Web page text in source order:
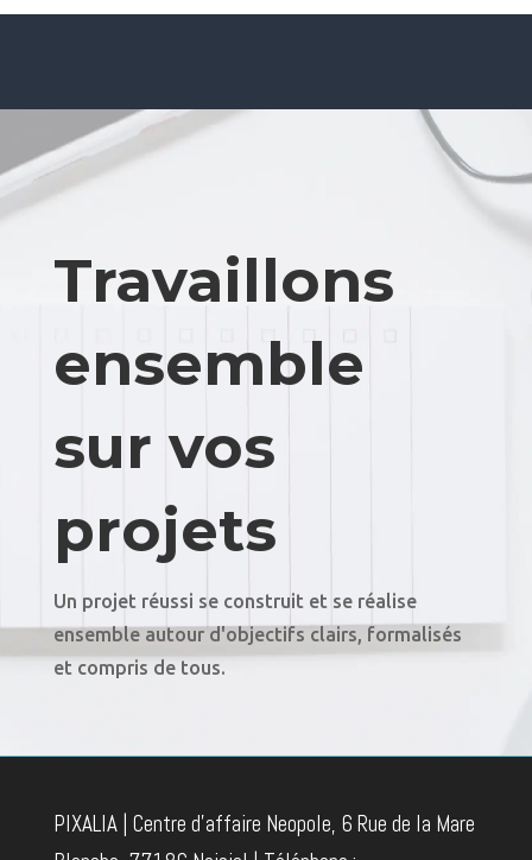
Travaillons
ensemble
sur vos
projets
Un projet réussi se construit et se réalise
ensemble autour d'objectifs clairs, formalisés
et compris de tous.
PIXALIA | Centre d'affaire Neopole, 6 Rue de la Mare